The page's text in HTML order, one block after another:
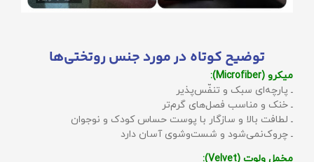
توضیح کوتاه در مورد جنس روتختی‌ها
میکرو (Microfiber):
ـ پارچه‌ای سبک و تنفّس‌پذیر
ـ خنک و مناسب فصل‌های گرم‌تر
ـ لطافت بالا و سازگار با پوست حساس کودک و نوجوان
ـ چروک‌نمی‌شود و شست‌وشوی آسان دارد
مخمل ولوت (Velvet):